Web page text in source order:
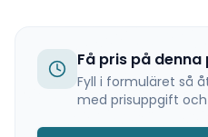
Få pris på
Fyll i formuläret så
med prisuppgift